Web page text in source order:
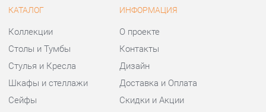
Сейфы
Офисная мебель
Хранение инструментов
Мягкая офисная мебель
Скидки и Акции
Политика
Гарантия
Помощь
ГОРОДА